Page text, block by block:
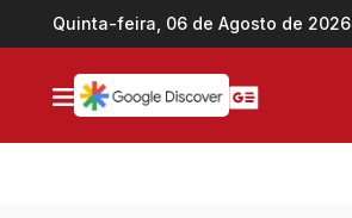
Ir direto pro conteúdo
Quinta-feira, 06 de Agosto de 2026